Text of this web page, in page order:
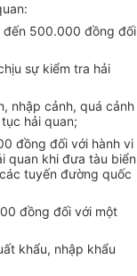
đến 500.000 đồng đối
sự kiểm tra hải
nhập cảnh, quá cảnh
hải quan;
đồng đối với hành vi
quan khi đưa tàu biển
tuyến đường quốc
đồng đối với một
khẩu, nhập khẩu